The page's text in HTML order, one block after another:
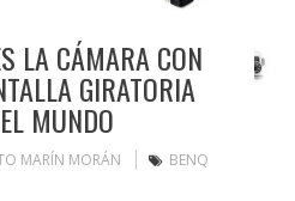
LA CÁMARA CON
GIRATORIA
MUNDO
MARÍN MORÁN
BENQ